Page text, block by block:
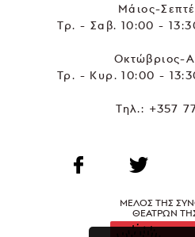
Μάιος-
Τρ. - Σαβ. 10:00 -
Οκτώβριος-
Τρ. - Κυρ. 10:00 -
Τηλ.: +357
ΜΕΛΟΣ ΤΗΣ
ΘΕΑΤΡΩΝ